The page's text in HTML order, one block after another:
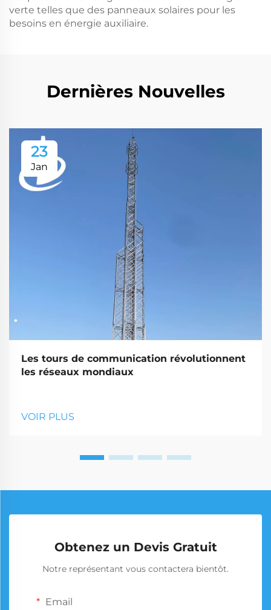
verte telles que des panneaux solaires pour les
besoins en énergie auxiliaire.
Dernières Nouvelles
23
Jan
Les tours de communication révolutionnent
les réseaux mondiaux
VOIR PLUS
Obtenez un Devis Gratuit
Notre représentant vous contactera bientôt.
Email